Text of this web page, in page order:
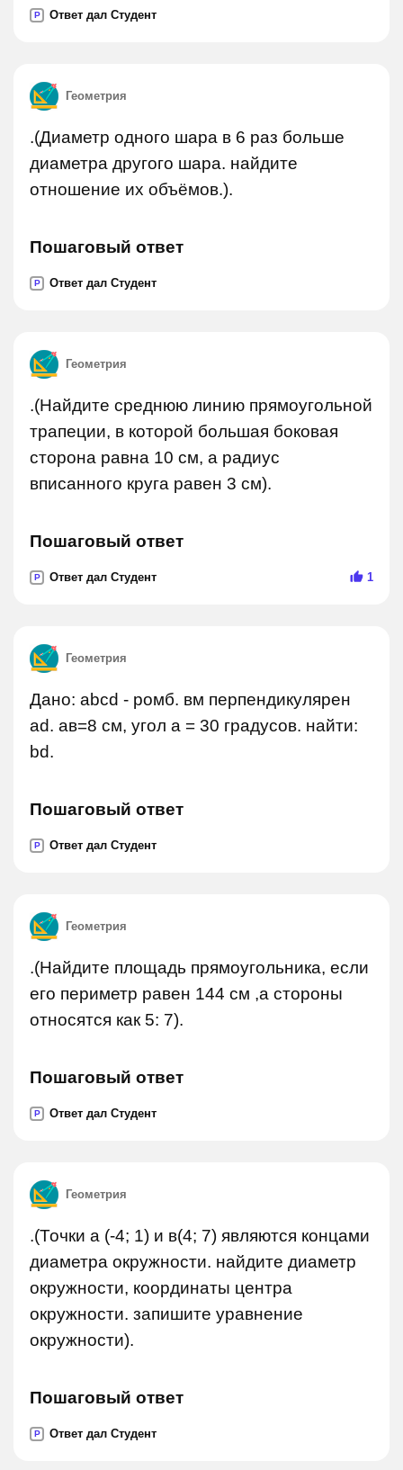
P Ответ дал Студент
Геометрия
.(Диаметр одного шара в 6 раз больше
диаметра другого шара. найдите
отношение их объёмов.).
Пошаговый ответ
P Ответ дал Студент
Геометрия
.(Найдите среднюю линию прямоугольной
трапеции, в которой большая боковая
сторона равна 10 см, а радиус
вписанного круга равен 3 см).
Пошаговый ответ
P Ответ дал Студент 1
Геометрия
Дано: abcd - ромб. вм перпендикулярен
ad. ав=8 см, угол а = 30 градусов. найти:
bd.
Пошаговый ответ
P Ответ дал Студент
Геометрия
.(Найдите площадь прямоугольника, если
его периметр равен 144 см ,а стороны
относятся как 5: 7).
Пошаговый ответ
P Ответ дал Студент
Геометрия
.(Точки а (-4; 1) и в(4; 7) являются концами
диаметра окружности. найдите диаметр
окружности, координаты центра
окружности. запишите уравнение
окружности).
Пошаговый ответ
P Ответ дал Студент